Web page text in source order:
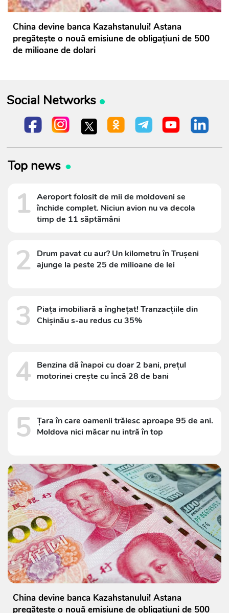
China devine banca Kazahstanului! Astana
pregătește o nouă emisiune de obligațiuni de 500
de milioane de dolari
Social Networks
Top news
1 Aeroport folosit de mii de moldoveni se
închide complet. Niciun avion nu va decola
timp de 11 săptămâni
2
Drum pavat cu aur? Un kilometru în Trușeni
ajunge la peste 25 de milioane de lei
3
Piața imobiliară a înghețat! Tranzacțiile din
Chișinău s-au redus cu 35%
4 Benzina dă înapoi cu doar 2 bani, prețul
motorinei crește cu încă 28 de bani
5 Țara în care oamenii trăiesc aproape 95 de ani.
Moldova nici măcar nu intră în top
China devine banca Kazahstanului! Astana
pregătește o nouă emisiune de obligațiuni de 500